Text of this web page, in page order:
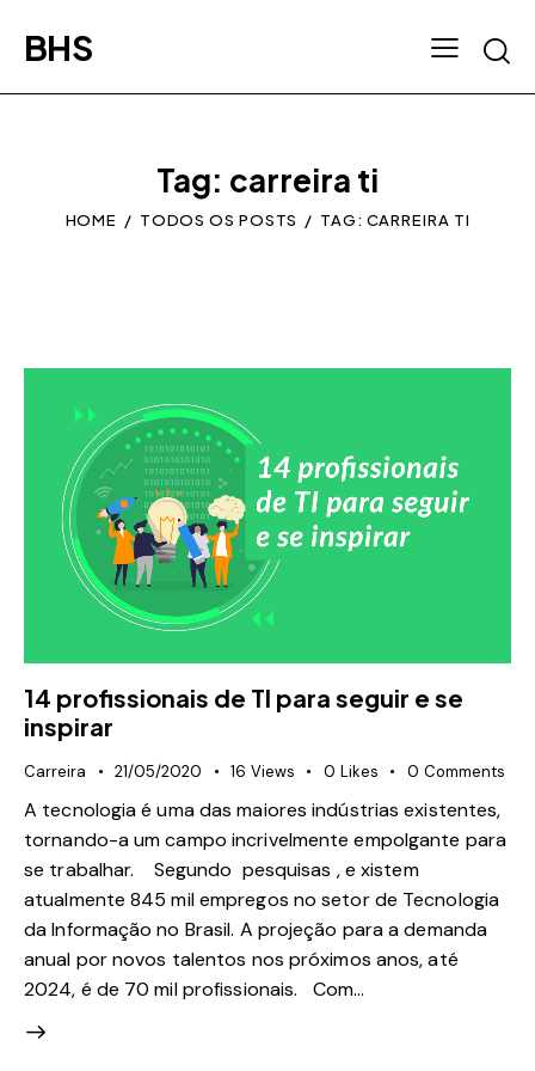
BHS
Tag: carreira ti
HOME TODOS OS POSTS TAG: CARREIRA TI
14 profissionais de TI para seguir e se
inspirar
Carreira 21/05/2020 16 Views 0 Likes 0 Comments
A tecnologia é uma das maiores indústrias existentes,
tornando-a um campo incrivelmente empolgante para
se trabalhar. Segundo pesquisas , e xistem
atualmente 845 mil empregos no setor de Tecnologia
da Informação no Brasil. A projeção para a demanda
anual por novos talentos nos próximos anos, até
2024, é de 70 mil profissionais. Com…